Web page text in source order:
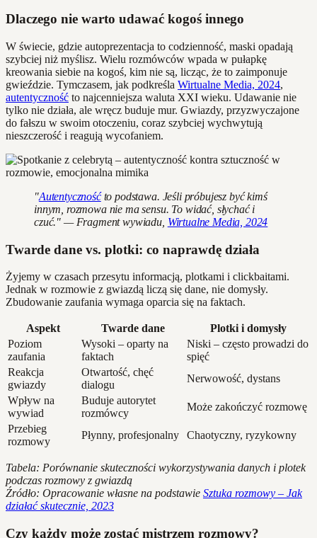
Dlaczego nie warto udawać kogoś innego
W świecie, gdzie autoprezentacja to codzienność, maski opadają
szybciej niż myślisz. Wielu rozmówców wpada w pułapkę
kreowania siebie na kogoś, kim nie są, licząc, że to zaimponuje
gwieździe. Tymczasem, jak podkreśla Wirtualne Media, 2024,
autentyczność to najcenniejsza waluta XXI wieku. Udawanie nie
tylko nie działa, ale wręcz buduje mur. Gwiazdy, przyzwyczajone
do fałszu w swoim otoczeniu, coraz szybciej wychwytują
nieszczerość i reagują wycofaniem.
"Autentycznośćto podstawa. Jeśli próbujesz być kimś
innym, rozmowa nie ma sensu. To widać, słychać i
czuć." — Fragment wywiadu, Wirtualne Media, 2024
Twarde dane vs. plotki: co naprawdę działa
Żyjemy w czasach przesytu informacją, plotkami i clickbaitami.
Jednak w rozmowie z gwiazdą liczą się dane, nie domysły.
Zbudowanie zaufania wymaga oparcia się na faktach.
Aspekt Twarde dane
Plotki i domysły
Poziom
zaufania
Wysoki – oparty na
faktach
Niski – często prowadzi do
spięć
Reakcja
gwiazdy
Otwartość, chęć
dialogu
Nerwowość, dystans
Wpływ na
wywiad
Buduje autorytet
rozmówcy
Może zakończyć rozmowę
Przebieg
rozmowy
Płynny, profesjonalny Chaotyczny, ryzykowny
Tabela: Porównanie skuteczności wykorzystywania danych i plotek
podczas rozmowy z gwiazdą
Źródło: Opracowanie własne na podstawie Sztuka rozmowy – Jak
działać skutecznie, 2023
Czy każdy może zostać mistrzem rozmowy?